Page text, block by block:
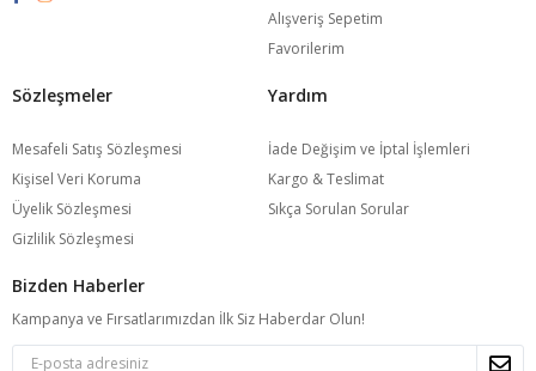
Alışveriş Sepetim
Favorilerim
Sözleşmeler
Mesafeli Satış Sözleşmesi
Kişisel Veri Koruma
Üyelik Sözleşmesi
Gizlilik Sözleşmesi
Yardım
İade Değişim ve İptal İşlemleri
Kargo & Teslimat
Sıkça Sorulan Sorular
Bizden Haberler
Kampanya ve Fırsatlarımızdan İlk Siz Haberdar Olun!